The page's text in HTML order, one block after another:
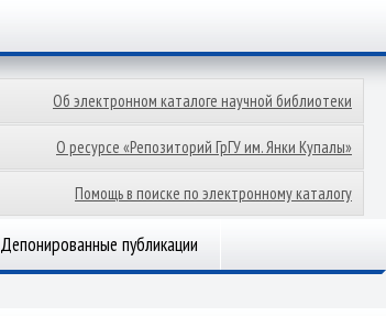
Об электронном каталоге научной библиотеки
О ресурсе «Репозиторий ГрГУ им. Янки Купалы»
Помощь в поиске по электронному каталогу
Депонированные публикации